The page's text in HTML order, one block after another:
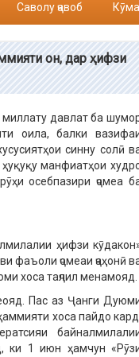
Саволу ҷавоб
он, дар ҳифзи
миллату давлат ба
оила, балки
синну солӣ
манфиатҳои
осебпазири ҷомеа
ҳифзи
фаъоли ҷомеаи ҷаҳонӣ
хоса таҷлил менамояд.
Пас аз Ҷанги
хоса пайдо кард.
ки 1 июн ҳамчун